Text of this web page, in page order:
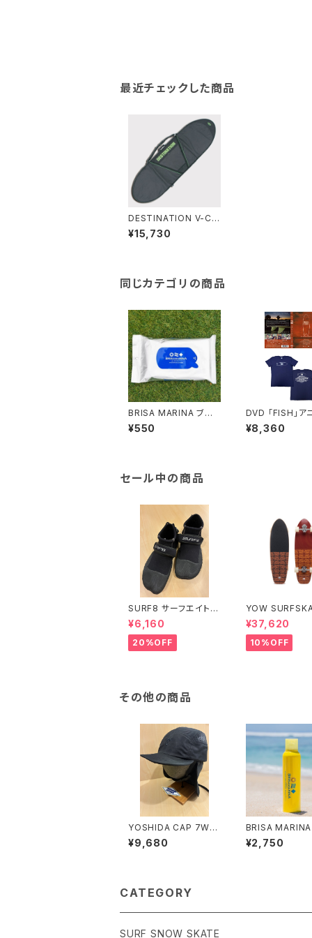
最近チェックした商品
DESTINATION V-CU
T デイバッグ FUN BO
ARD 8'0"
¥15,730
同じカテゴリの商品
BRISA MARINA ブリ
サマリーナ アスリートプ
ロEX クリアシート
¥550
DVD 「FISH」ア
サリーBOXセット
¥8,360
セール中の商品
SURF8 サーフエイト
2.5mmリーフブーツベ
ルト付
¥6,160
20%OFF
YOW
eahupoo 34”
¥37,620
10%OFF
その他の商品
YOSHIDA CAP 7WA
Y SURFCAP 4COLO
R 2SIZE
¥9,680
BRISA MARINA
サマリーナ アス
ロ UVスプレー
¥2,750
CATEGORY
SURF SNOW SKATE